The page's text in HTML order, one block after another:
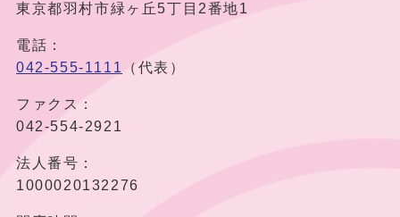
東京都羽村市緑ヶ丘5丁目2番地1
電話：
042-555-1111
（代表）
ファクス：
042-554-2921
法人番号：
1000020132276